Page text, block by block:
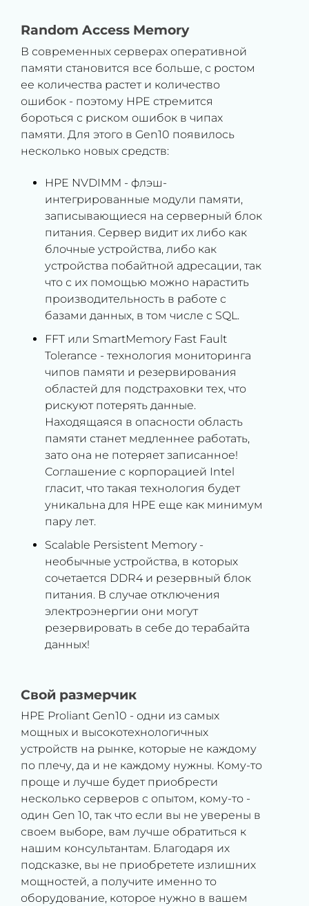
Random Access Memory
В современных серверах оперативной
памяти становится все больше, с ростом
ее количества растет и количество
ошибок - поэтому HPE стремится
бороться с риском ошибок в чипах
памяти. Для этого в Gen10 появилось
несколько новых средств:
HPE NVDIMM - флэш-
интегрированные модули памяти,
записывающиеся на серверный блок
питания. Сервер видит их либо как
блочные устройства, либо как
устройства побайтной адресации, так
что с их помощью можно нарастить
производительность в работе с
базами данных, в том числе с SQL.
FFT или SmartMemory Fast Fault
Tolerance - технология мониторинга
чипов памяти и резервирования
областей для подстраховки тех, что
рискуют потерять данные.
Находящаяся в опасности область
памяти станет медленнее работать,
зато она не потеряет записанное!
Соглашение с корпорацией Intel
гласит, что такая технология будет
уникальна для HPE еще как минимум
пару лет.
Scalable Persistent Memory -
необычные устройства, в которых
сочетается DDR4 и резервный блок
питания. В случае отключения
электроэнергии они могут
резервировать в себе до терабайта
данных!
Свой размерчик
HPE Proliant Gen10 - одни из самых
мощных и высокотехнологичных
устройств на рынке, которые не каждому
по плечу, да и не каждому нужны. Кому-то
проще и лучше будет приобрести
несколько серверов с опытом, кому-то -
один Gen 10, так что если вы не уверены в
своем выборе, вам лучше обратиться к
нашим консультантам. Благодаря их
подсказке, вы не приобретете излишних
мощностей, а получите именно то
оборудование, которое нужно в вашем